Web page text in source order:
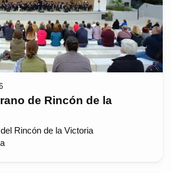
de Rincón de la
Rincón de la Victoria